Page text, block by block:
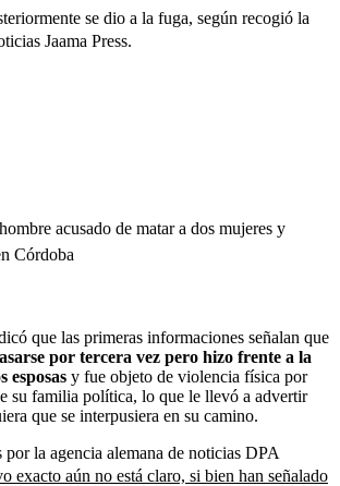
se dio a la fuga, según recogió la
Jaama Press.
acusado de matar a dos mujeres y
Córdoba
que las primeras informaciones señalan que
por tercera vez pero hizo frente a la
esposas y fue objeto de violencia física por
su familia política, lo que le llevó a advertir
que se interpusiera en su camino.
por la agencia alemana de noticias DPA
exacto aún no está claro, si bien han señalado